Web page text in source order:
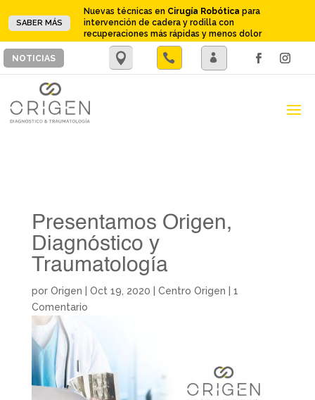
SABER MÁS
Nuevas técnicas en Cirugía Robótica para
intervención de cadera y rodilla con
recuperaciones más rápidas y menos dolor
NOTICIAS 
Presentamos Origen,
Diagnóstico y
Traumatología
por Origen | Oct 19, 2020 | Centro Origen | 1
Comentario